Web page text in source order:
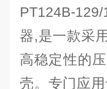
PT124B-
器,是一款采
高稳定性的
壳。专门应